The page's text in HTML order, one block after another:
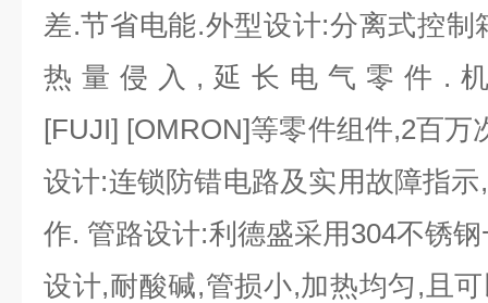
差.节省电能.外型设计:分离式控
热量侵入,延长电气零件.
[FUJI] [OMRON]等零件组件,2百万
设计:连锁防错电路及实用故障指
作. 管路设计:利德盛采用304不锈
设计,耐酸碱,管损小,加热均匀,且